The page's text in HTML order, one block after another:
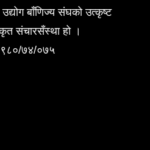
बाँणिज्य संघको उत्कृष्ट
संचारसँस्था हो ।
७४/०७५